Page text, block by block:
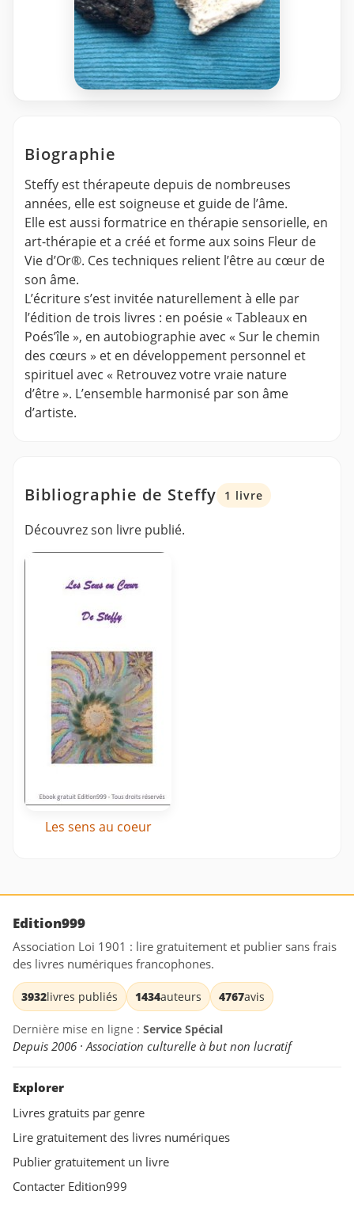
Biographie
Steffy est thérapeute depuis de nombreuses
années, elle est soigneuse et guide de l’âme.
Elle est aussi formatrice en thérapie sensorielle, en
art-thérapie et a créé et forme aux soins Fleur de
Vie d’Or®. Ces techniques relient l’être au cœur de
son âme.
L’écriture s’est invitée naturellement à elle par
l’édition de trois livres : en poésie « Tableaux en
Poés’île », en autobiographie avec « Sur le chemin
des cœurs » et en développement personnel et
spirituel avec « Retrouvez votre vraie nature
d’être ». L’ensemble harmonisé par son âme
d’artiste.
Bibliographie de Steffy 1 livre
Découvrez son livre publié.
Les sens au coeur
Edition999
Association Loi 1901 : lire gratuitement et publier sans frais
des livres numériques francophones.
3932livres publiés 1434auteurs 4767avis
Dernière mise en ligne : Service Spécial
Depuis 2006 · Association culturelle à but non lucratif
Explorer
Livres gratuits par genre
Lire gratuitement des livres numériques
Publier gratuitement un livre
Contacter Edition999